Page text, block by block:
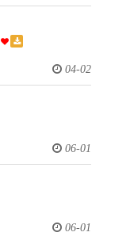
04-02
06-01
06-01